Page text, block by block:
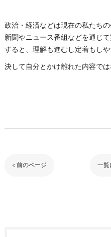
政治・経済などは現在の私たち
新聞やニュース番組などを通じ
すると、理解も進むし定着もしや
決して自分とかけ離れた内容で
< 前のページ 一